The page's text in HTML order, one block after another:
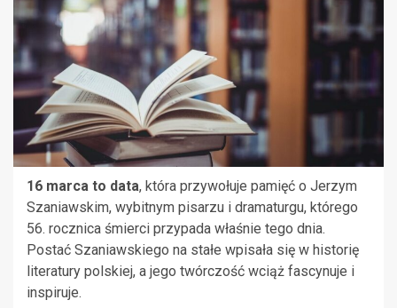
16 marca to data, która przywołuje pamięć o Jerzym
Szaniawskim, wybitnym pisarzu i dramaturgu, którego
56. rocznica śmierci przypada właśnie tego dnia.
Postać Szaniawskiego na stałe wpisała się w historię
literatury polskiej, a jego twórczość wciąż fascynuje i
inspiruje.